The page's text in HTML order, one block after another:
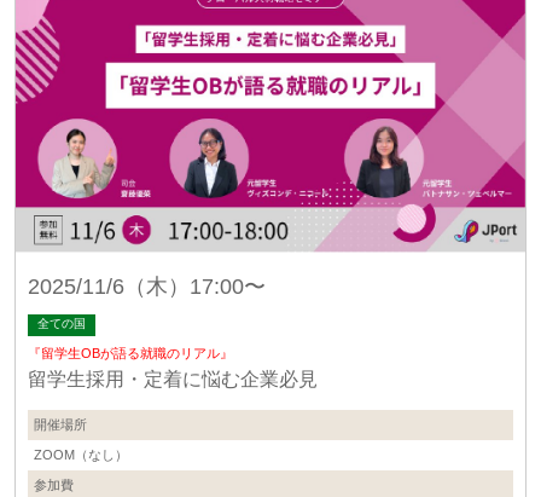
2025/11/6（木）17:00〜
全ての国
『留学生OBが語る就職のリアル』
留学生採用・定着に悩む企業必見
開催場所
ZOOM（なし）
参加費